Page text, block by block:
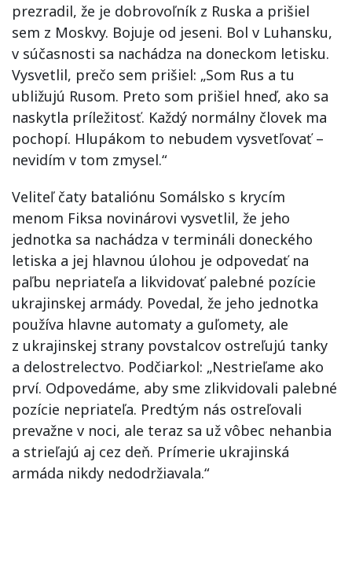
prezradil, že je dobrovoľník z Ruska a prišiel
sem z Moskvy. Bojuje od jeseni. Bol v Luhansku,
v súčasnosti sa nachádza na doneckom letisku.
Vysvetlil, prečo sem prišiel: „Som Rus a tu
ubližujú Rusom. Preto som prišiel hneď, ako sa
naskytla príležitosť. Každý normálny človek ma
pochopí. Hlupákom to nebudem vysvetľovať –
nevidím v tom zmysel.“
Veliteľ čaty bataliónu Somálsko s krycím
menom Fiksa novinárovi vysvetlil, že jeho
jednotka sa nachádza v termináli doneckého
letiska a jej hlavnou úlohou je odpovedať na
paľbu nepriateľa a likvidovať palebné pozície
ukrajinskej armády. Povedal, že jeho jednotka
používa hlavne automaty a guľomety, ale
z ukrajinskej strany povstalcov ostreľujú tanky
a delostrelectvo. Podčiarkol: „Nestrieľame ako
prví. Odpovedáme, aby sme zlikvidovali palebné
pozície nepriateľa. Predtým nás ostreľovali
prevažne v noci, ale teraz sa už vôbec nehanbia
a strieľajú aj cez deň. Prímerie ukrajinská
armáda nikdy nedodržiavala.“